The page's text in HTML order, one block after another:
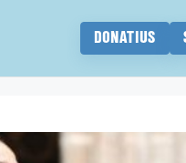
DONATIUS